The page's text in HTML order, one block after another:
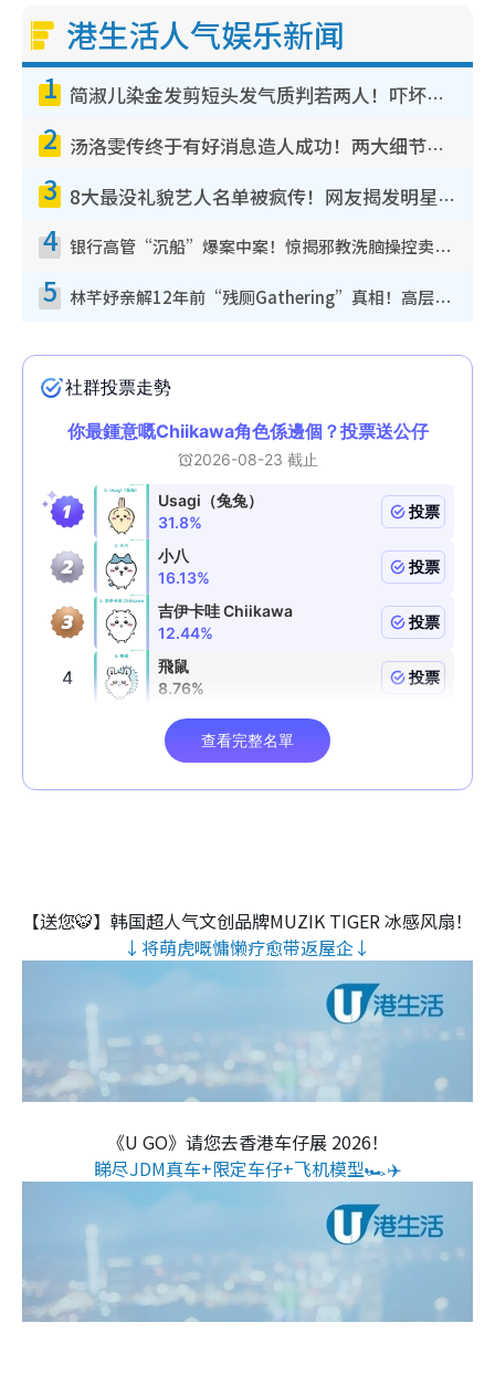
港生活人气娱乐新闻
1 简淑儿染金发剪短头发气质判若两人！吓坏老公麦大力都认不出：“你做什么？”
2 汤洛雯传终于有好消息造人成功！两大细节曝孕味极浓引猜测：大肚婆先会咁！
3 8大最没礼貌艺人名单被疯传！网友揭发明星真面目，一致数落这一位是无品天花板？
4 银行高管“沉船”爆案中案！惊揭邪教洗脑操控卖淫被吞600万，幕后黑手讲多错多
5 林芊妤亲解12年前“残厕Gathering”真相！高层解约一句话重创尊严，至今拒返TVB
【送您🐯】韩国超人气文创品牌MUZIK TIGER 冰感风扇！
↓将萌虎嘅慵懒疗愈带返屋企↓
《U GO》请您去香港车仔展 2026！
睇尽JDM真车+限定车仔+飞机模型🏎️✈️